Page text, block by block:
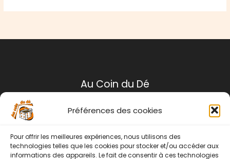
Préférences des cookies
Pour offrir les meilleures expériences, nous utilisons des
technologies telles que les cookies pour stocker et/ou accéder aux
informations des appareils. Le fait de consentir à ces technologies
Au Coin du Dé
Conditions générales de ventes
Politique de retour